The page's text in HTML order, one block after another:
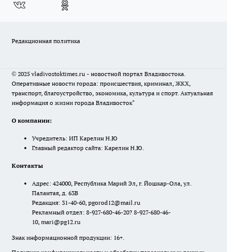
Редакционная политика
© 2025 vladivostoktimes.ru - новостной портал Владивостока.
Оперативные новости города: происшествия, криминал, ЖКХ,
транспорт, благоустройство, экономика, культура и спорт. Актуальная
информация о жизни города Владивосток"
О компании:
Учредитель: ИП Карелин Н.Ю
Главный редактор сайта: Карелин Н.Ю.
Контакты
Адрес: 424000, Республика Марий Эл, г. Йошкар-Ола, ул.
Палантая, д. 63В
Редакция: 31-40-60, pgorod12@mail.ru
Рекламный отдел: 8-927-680-46-20? 8-927-680-46-
10, mari@pg12.ru
Знак информационной продукции: 16+.